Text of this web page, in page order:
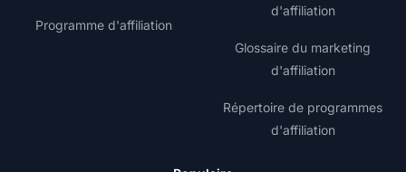
Programme d'affiliation
d'affiliation
Glossaire du marketing
d'affiliation
Répertoire de programmes
d'affiliation